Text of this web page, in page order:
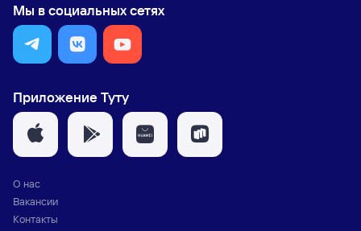
Мы в социальных сетях
Приложение Туту
О нас
Вакансии
Контакты